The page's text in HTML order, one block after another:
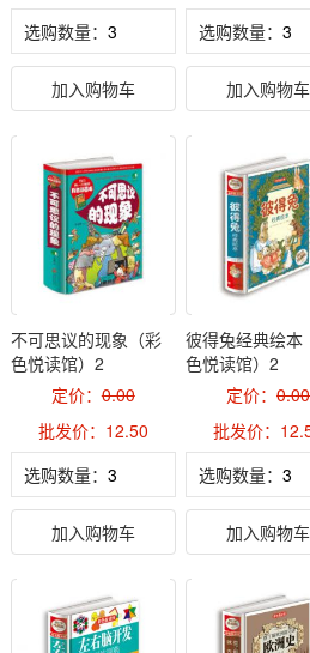
选购数量：
加入购物车
选购数量：
加入购物车
不可思议的现象（彩
色悦读馆）2
定价：0.00
批发价：12.50
选购数量：
加入购物车
彼得兔经典绘本
色悦读馆）2
定价： 0.00
批发价：
选购数量：
加入购物车